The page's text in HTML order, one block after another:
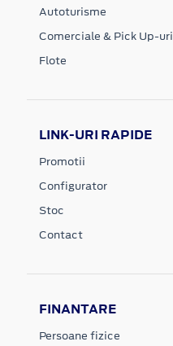
Autoturisme
Comerciale & Pick Up-uri
Flote
LINK-URI RAPIDE
Promotii
Configurator
Stoc
Contact
FINANTARE
Persoane fizice